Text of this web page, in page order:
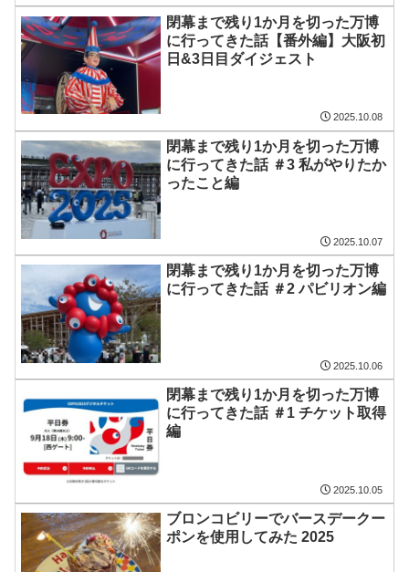
閉幕まで残り1か月を切った万博
に行ってきた話【番外編】大阪初
日&3日目ダイジェスト
2025.10.08
閉幕まで残り1か月を切った万博
に行ってきた話 ＃3 私がやりたか
ったこと編
2025.10.07
閉幕まで残り1か月を切った万博
に行ってきた話 ＃2 パビリオン編
2025.10.06
閉幕まで残り1か月を切った万博
に行ってきた話 ＃1 チケット取得
編
2025.10.05
ブロンコビリーでバースデークー
ポンを使用してみた 2025